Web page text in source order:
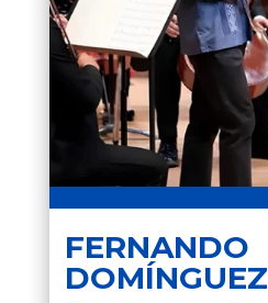
FERNANDO
DOMÍNGUEZ